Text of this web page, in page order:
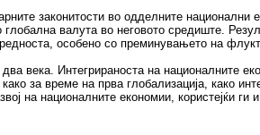
законитости во одделните национални
валута во неговото средиште.
особено со преминувањето на
века. Интегрираноста на националните
за време на прва глобализација, како
на националните економии, користејќи ги